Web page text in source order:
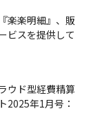
楽楽明細』、販
ビスを提供して
ウド型経費精算
2025年1月号：